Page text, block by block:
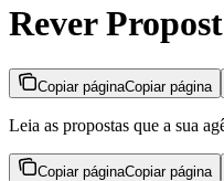
Rever
Copiar páginaCopiar página
Leia as propostas que a sua
Copiar páginaCopiar página